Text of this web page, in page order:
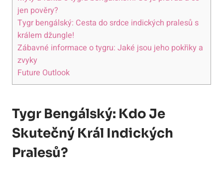
jen pověry?
Tygr bengálský: Cesta do srdce indických pralesů s
králem džungle!
Zábavné informace o tygru: Jaké jsou jeho pokřiky a
zvyky
Future Outlook
Tygr Bengálský: Kdo Je
Skutečný Král Indických
Pralesů?